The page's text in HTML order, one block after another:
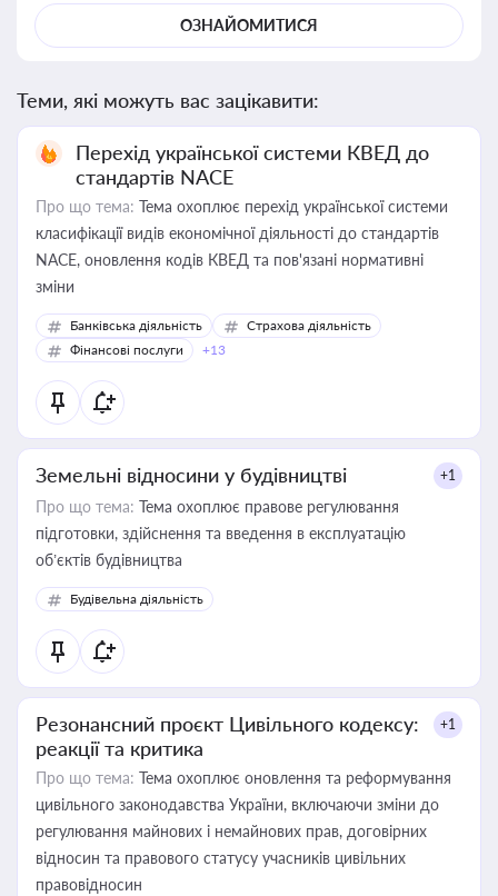
ОЗНАЙОМИТИСЯ
Теми, які можуть вас зацікавити:
Перехід української системи КВЕД до
стандартів NACE
Про що тема: Тема охоплює перехід української системи
класифікації видів економічної діяльності до стандартів
NACE, оновлення кодів КВЕД та пов'язані нормативні
зміни
Банківська діяльність
Страхова діяльність
Фінансові послуги
+13
Земельні відносини у будівництві +1
Про що тема: Тема охоплює правове регулювання
підготовки, здійснення та введення в експлуатацію
об’єктів будівництва
Будівельна діяльність
Резонансний проєкт Цивільного кодексу:
реакції та критика
+1
Про що тема: Тема охоплює оновлення та реформування
цивільного законодавства України, включаючи зміни до
регулювання майнових і немайнових прав, договірних
відносин та правового статусу учасників цивільних
правовідносин